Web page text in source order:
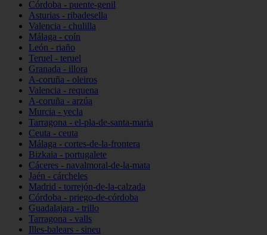
Córdoba - puente-genil
Asturias - ribadesella
Valencia - chulilla
Málaga - coín
León - riaño
Teruel - teruel
Granada - illora
A-coruña - oleiros
Valencia - requena
A-coruña - arzúa
Murcia - yecla
Tarragona - el-pla-de-santa-maria
Ceuta - ceuta
Málaga - cortes-de-la-frontera
Bizkaia - portugalete
Cáceres - navalmoral-de-la-mata
Jaén - cárcheles
Madrid - torrejón-de-la-calzada
Córdoba - priego-de-córdoba
Guadalajara - trillo
Tarragona - valls
Illes-balears - sineu